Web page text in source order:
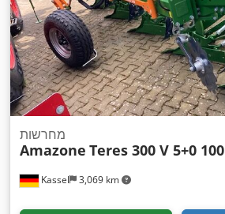
Kassel 3,069 km
מחרשות
Amazone Teres 300 V 5+0 100